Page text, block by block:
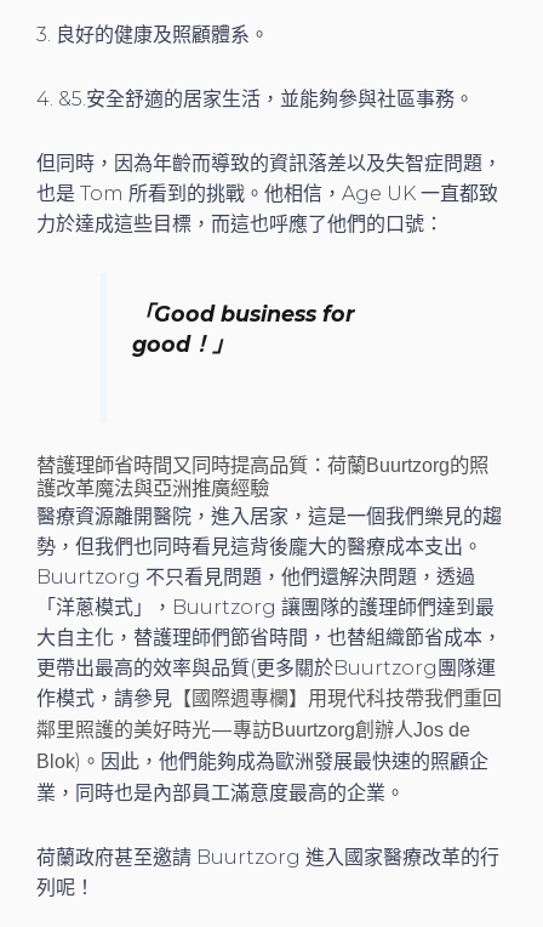
3. 良好的健康及照顧體系。
4. &5.安全舒適的居家生活，並能夠參與社區事務。
但同時，因為年齡而導致的資訊落差以及失智症問題，
也是 Tom 所看到的挑戰。他相信，Age UK 一直都致
力於達成這些目標，而這也呼應了他們的口號：
「Good business for
good！」
替護理師省時間又同時提高品質：荷蘭Buurtzorg的照
護改革魔法與亞洲推廣經驗
醫療資源離開醫院，進入居家，這是一個我們樂見的趨
勢，但我們也同時看見這背後龐大的醫療成本支出。
Buurtzorg 不只看見問題，他們還解決問題，透過
「洋蔥模式」，Buurtzorg 讓團隊的護理師們達到最
大自主化，替護理師們節省時間，也替組織節省成本，
更帶出最高的效率與品質(更多關於Buurtzorg團隊運
作模式，請參見 【國際週專欄】用現代科技帶我們重回
鄰里照護的美好時光 — 專訪Buurtzorg創辦人Jos de
Blok)。因此，他們能夠成為歐洲發展最快速的照顧企
業，同時也是內部員工滿意度最高的企業。
荷蘭政府甚至邀請 Buurtzorg 進入國家醫療改革的行
列呢！